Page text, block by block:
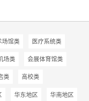
场馆类 医疗系统类
场类 会展体育馆类
类 高校类
华东地区 华南地区